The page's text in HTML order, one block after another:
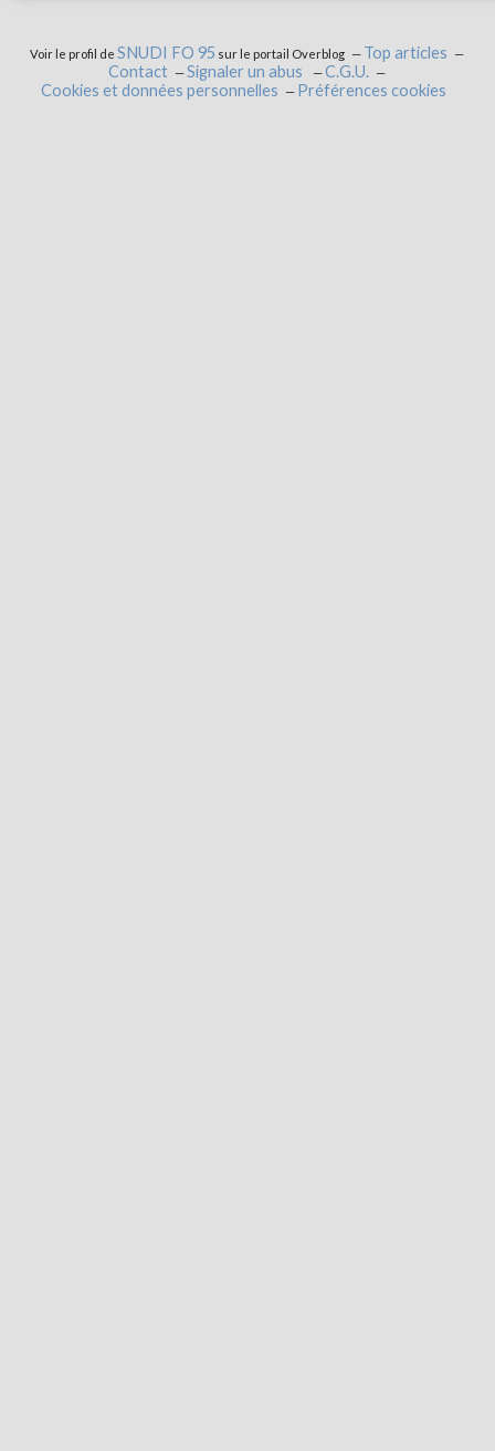
Voir le profil deSNUDI FO 95 sur le portail Overblog
Top articles
Contact
Signaler un abus
C.G.U.
Cookies et données personnelles
Préférences cookies